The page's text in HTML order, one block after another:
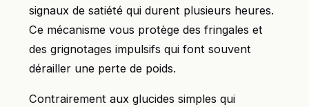
signaux de satiété qui durent plusieurs heures.
Ce mécanisme vous protège des fringales et
des grignotages impulsifs qui font souvent
dérailler une perte de poids.
Contrairement aux glucides simples qui